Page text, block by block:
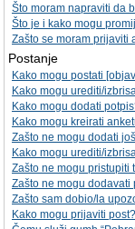
Što moram napraviti da
Što je i kako mogu
Zašto se moram prijaviti
Postanje
Kako mogu postati
Kako mogu urediti/
Kako mogu dodati
Kako mogu kreirati
Zašto ne mogu dodati
Kako mogu urediti/
Zašto ne mogu pristupiti
Zašto ne mogu dodavati
Zašto sam dobio/la
Kako mogu prijaviti post?